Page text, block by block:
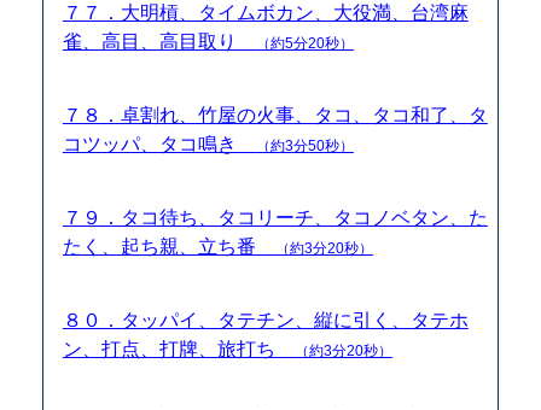
７７．大明槓、タイムボカン、大役満、台湾麻
雀、高目、高目取り
（約5分20秒）
７８．卓割れ、竹屋の火事、タコ、タコ和了、タ
コツッパ、タコ鳴き
（約3分50秒）
７９．タコ待ち、タコリーチ、タコノベタン、た
たく、起ち親、立ち番
（約3分20秒）
８０．タッパイ、タテチン、縦に引く、タテホ
ン、打点、打牌、旅打ち
（約3分20秒）